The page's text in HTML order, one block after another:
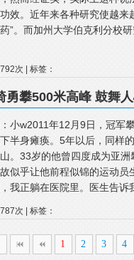
效。近年来各种研究使越来
”。而加州大学伯克利分校
次 | 标签：
勇攀500米高峰 鼓舞
小w2011年12月9日，冠军
半身瘫痪。5年以后，同样
。33岁的他曾四度成为亚
似乎让他前程似锦的运动员
我正躺在医院里。医生告
次 | 标签：
1 2 3 4